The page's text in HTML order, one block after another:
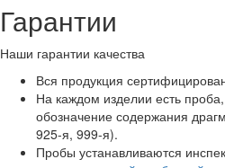
Гарантии
Наши гарантии качества
Вся продукция
На каждом изделии есть
обозначение содержания
925-я, 999-я).
Пробы устанавливаются